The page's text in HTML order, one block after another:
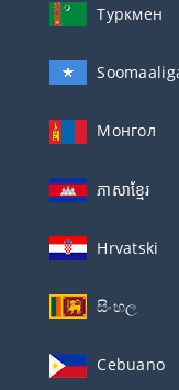
Туркмен
Монгол
ភាសាខ្មែរ
Hrvatski
සිංහල
Cebuano